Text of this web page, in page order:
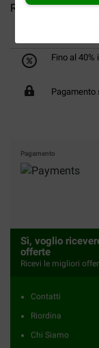
Royal Canin
Fino al 40%
Pagamento
Pagamento
Sì, voglio
offerte
Ricevi le migliori
Contatti
Riordina
Chi Siamo